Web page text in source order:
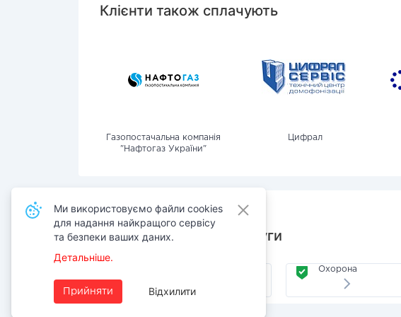
Клієнти також сплачують
Газопостачальна компанія
"Нафтогаз України"
Цифрал
Також сплачують послуги
Охорона
Ми використовуємо файли cookies
для надання найкращого сервісу
та безпеки ваших даних.
Детальніше.
Прийняти Відхилити